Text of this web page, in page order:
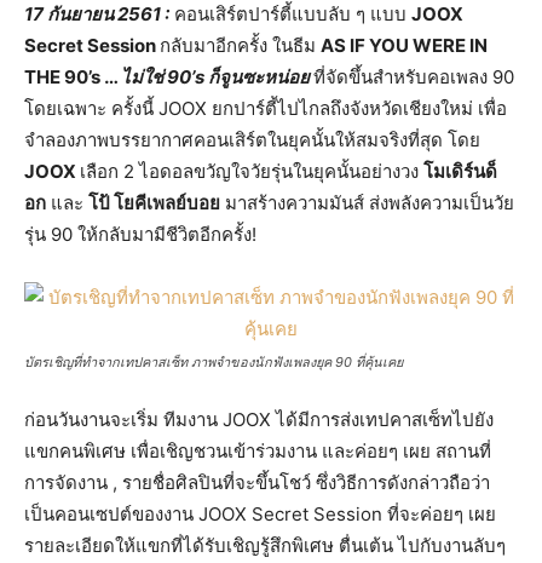
17 กันยายน 2561 : คอนเสิร์ตปาร์ตี้แบบลับ ๆ แบบ JOOX
Secret Session กลับมาอีกครั้ง ในธีม AS IF YOU WERE IN
THE 90’s … ไม่ใช่90’s ก็จูนซะหน่อยที่จัดขึ้นสำหรับคอเพลง 90
โดยเฉพาะ ครั้งนี้ JOOX ยกปาร์ตี้ไปไกลถึงจังหวัดเชียงใหม่ เพื่อ
จำลองภาพบรรยากาศคอนเสิร์ตในยุคนั้นให้สมจริงที่สุด โดย
JOOX เลือก 2 ไอดอลขวัญใจวัยรุ่นในยุคนั้นอย่างวง โมเดิร์นด็
อก และ โป้ โยคีเพลย์บอย มาสร้างความมันส์ ส่งพลังความเป็นวัย
รุ่น 90 ให้กลับมามีชีวิตอีกครั้ง!
บัตรเชิญที่ทำจากเทปคาสเซ็ท ภาพจำของนักฟังเพลงยุค 90 ที่คุ้นเคย
ก่อนวันงานจะเริ่ม ทีมงาน JOOX ได้มีการส่งเทปคาสเซ็ทไปยัง
แขกคนพิเศษ เพื่อเชิญชวนเข้าร่วมงาน และค่อยๆ เผย สถานที่
การจัดงาน , รายชื่อศิลปินที่จะขึ้นโชว์ ซึ่งวิธีการดังกล่าวถือว่า
เป็นคอนเซปต์ของงาน JOOX Secret Session ที่จะค่อยๆ เผย
รายละเอียดให้แขกที่ได้รับเชิญรู้สึกพิเศษ ตื่นเต้น ไปกับงานลับๆ